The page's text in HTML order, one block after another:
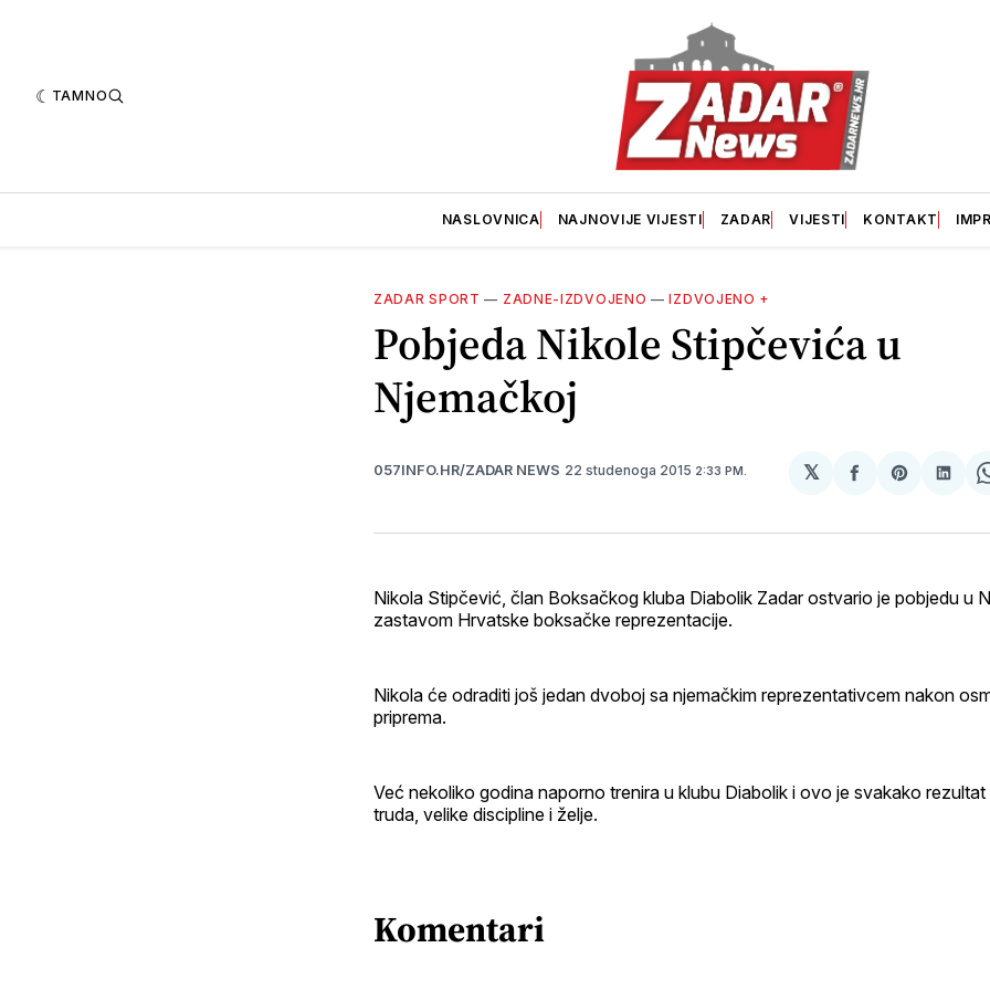
TAMNO
NASLOVNICA NAJNOVIJE VIJESTI ZADAR VIJESTI KONTAKT
ZADAR SPORT — ZADNE-IZDVOJENO —IZDVOJENO +
Pobjeda Nikole Stipčevića u
Njemačkoj
057INFO.HR/ZADAR NEWS 22 studenoga 2015 2:33 PM. 𝕏
podijeli
Facebook
Share
Nikola Stipčević, član Boksačkog kluba Diabolik Zadar ostvario je pobjedu u
zastavom Hrvatske boksačke reprezentacije.
Nikola će odraditi još jedan dvoboj sa njemačkim reprezentativcem nakon
priprema.
Već nekoliko godina naporno trenira u klubu Diabolik i ovo je svakako
truda, velike discipline i želje.
Komentari